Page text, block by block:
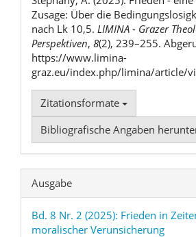
Zusage: Über die
nach Lk 10,5. LIMINA - Grazer
Perspektiven, 8(2), 239–255.
https://www.limina-
graz.eu/index.php/limina/article/
Zitationsformate
Bibliografische Angaben
Ausgabe
Bd. 8 Nr. 2 (2025): Frieden in
moralischer Verunsicherung